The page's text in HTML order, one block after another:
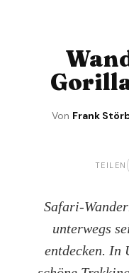
Von Frank
TEILEN
Safari-
unterwegs
entdecken. In